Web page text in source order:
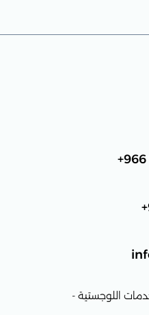
966+
اللوجستية -